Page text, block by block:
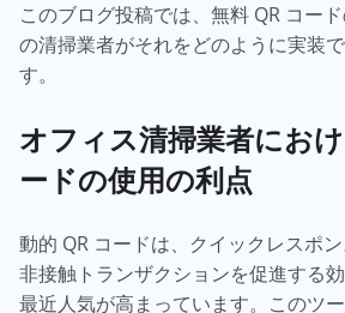
このブログ投稿では、無料 QR コー
の清掃業者がそれをどのように実装
す。
オフィス清掃業者にお
ードの使用の利点
動的 QR コードは、クイックレスポン
非接触トランザクションを促進する
最近人気が高まっています。このツ